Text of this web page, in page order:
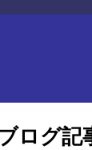
ログ記